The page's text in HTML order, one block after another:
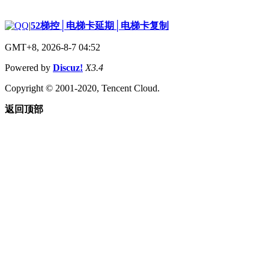
|52梯控│电梯卡延期│电梯卡复制
GMT+8, 2026-8-7 04:52
Powered by Discuz! X3.4
Copyright © 2001-2020, Tencent Cloud.
返回顶部